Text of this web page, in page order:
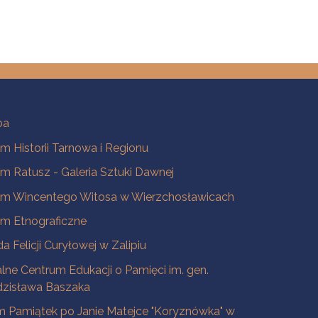
Historii Tarnowa i Regionu
Ratusz - Galeria Sztuki Dawnej
Wincentego Witosa w Wierzchosławicach
Etnograficzne
Felicji Curyłowej w Zalipiu
Centrum Edukacji o Pamięci im. gen.
Baszaka
Pamiątek po Janie Matejce "Koryznówka" w